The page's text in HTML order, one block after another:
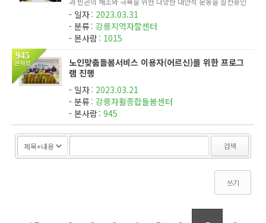
사단법인 '함께사는 세상'의 총회가 진행되었다. 총회는 법인
산하 센터들의 예결산등을 승인하고, 합리적인 운영을 위한 추
가임원의...
일자 2023.03.31
분류 강릉지역자할센터
본사람 1015
945
본사람
노인맞춤돌봄서비스 이용자(어르신)를 위한 프로그
램 진행
일자 2023.03.21
분류 강릉자활종합돌봄센터
본사람 945
검색
쓰기